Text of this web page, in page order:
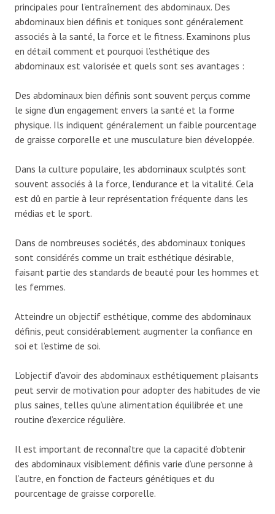
principales pour l’entraînement des abdominaux. Des
abdominaux bien définis et toniques sont généralement
associés à la santé, la force et le fitness. Examinons plus
en détail comment et pourquoi l’esthétique des
abdominaux est valorisée et quels sont ses avantages :
Des abdominaux bien définis sont souvent perçus comme
le signe d’un engagement envers la santé et la forme
physique. Ils indiquent généralement un faible pourcentage
de graisse corporelle et une musculature bien développée.
Dans la culture populaire, les abdominaux sculptés sont
souvent associés à la force, l’endurance et la vitalité. Cela
est dû en partie à leur représentation fréquente dans les
médias et le sport.
Dans de nombreuses sociétés, des abdominaux toniques
sont considérés comme un trait esthétique désirable,
faisant partie des standards de beauté pour les hommes et
les femmes.
Atteindre un objectif esthétique, comme des abdominaux
définis, peut considérablement augmenter la confiance en
soi et l’estime de soi.
L’objectif d’avoir des abdominaux esthétiquement plaisants
peut servir de motivation pour adopter des habitudes de vie
plus saines, telles qu’une alimentation équilibrée et une
routine d’exercice régulière.
Il est important de reconnaître que la capacité d’obtenir
des abdominaux visiblement définis varie d’une personne à
l’autre, en fonction de facteurs génétiques et du
pourcentage de graisse corporelle.